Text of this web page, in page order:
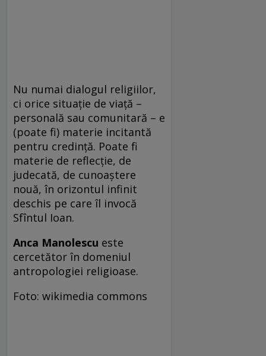
Nu numai dialogul religiilor,
ci orice situaţie de viaţă –
personală sau comunitară – e
(poate fi) materie incitantă
pentru credinţă. Poate fi
materie de reflecţie, de
judecată, de cunoaştere
nouă, în orizontul infinit
deschis pe care îl invocă
Sfîntul Ioan.
Anca Manolescu este
cercetător în domeniul
antropologiei religioase.
Foto: wikimedia commons